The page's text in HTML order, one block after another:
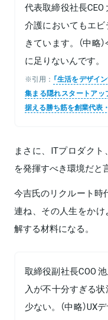
代表取締役社長CEO
介護においてもエ
きています。（中略
に足りないんです。
※引用： 「生活をデザイ
集まる隠れスタートア
据える勝ち筋を創業代表
まさに、ITプロダク
を発揮すべき環境だと
今吉氏のリクルート時
連ね、その人生をか
解する材料になる。
取締役副社長COO
入が不十分すぎる
少ない。（中略）